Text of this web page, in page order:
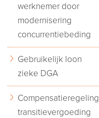
werknemer door
modernisering
concurrentiebeding
Gebruikelijk loon
zieke DGA
Compensatieregeling
transitievergoeding